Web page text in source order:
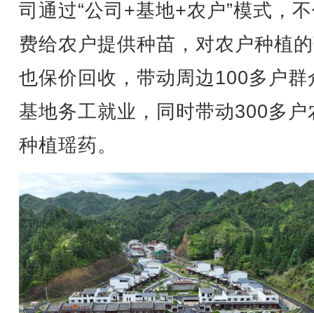
司通过“公司+基地+农户”模式，
费给农户提供种苗，对农户种植
也保价回收，带动周边100多户群
基地务工就业，同时带动300多户
种植瑶药。